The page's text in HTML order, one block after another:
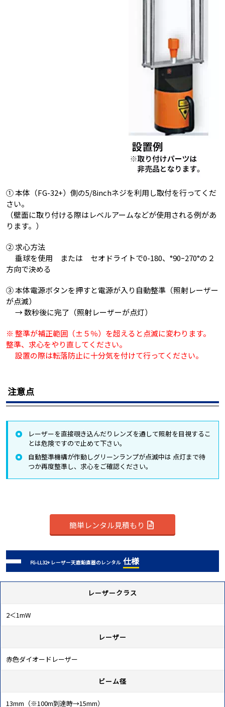
① 本体（FG-32+）側の5/8inchネジを利用し取付を行ってくだ
さい。
（壁面に取り付ける際はレベルアームなどが使用される例があ
ります。）
② 求心方法
垂球を使用 または セオドライトで0-180、°90ｰ270°の２
方向で決める
③ 本体電源ボタンを押すと電源が入り自動整準（照射レーザー
が点滅）
→ 数秒後に完了（照射レーザーが点灯）
※ 整準が補正範囲（±５％）を超えると点滅に変わります。
整準、求心をやり直してください。
設置の際は転落防止に十分気を付けて行ってください。
注意点
レーザーを直接覗き込んだりレンズを通して照射を目視するこ
とは危険ですので止めて下さい。
自動整準機構が作動しグリーンランプが点滅中は 点灯まで待
つか再度整準し、求心をご確認ください。
簡単レンタル見積もり
FG-LL32+ レーザー天底鉛直器のレンタル 仕様
レーザークラス
2＜1mW
レーザー
赤色ダイオードレーザー
ビーム径
13mm（※100m到達時→15mm）